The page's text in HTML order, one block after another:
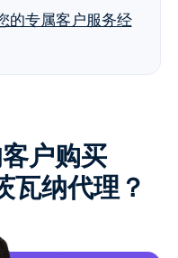
的专属客户服务经
户购买
纳代理？